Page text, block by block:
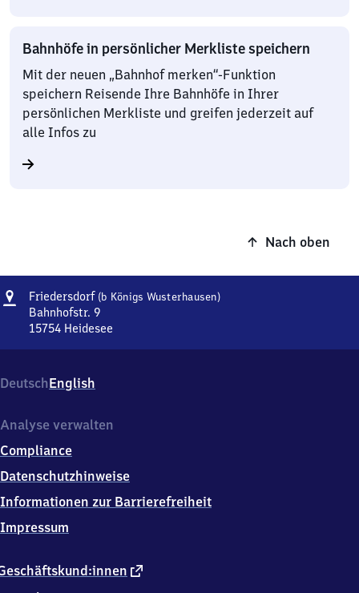
Bahnhöfe in persönlicher Merkliste speichern
Mit der neuen „Bahnhof merken“-Funktion
speichern Reisende Ihre Bahnhöfe in Ihrer
persönlichen Merkliste und greifen jederzeit auf
alle Infos zu
Nach oben
Adresse
Friedersdorf (b Königs Wusterhausen)Friedersdorf
Bahnhofstr. 9
15754 Heidesee
Königs
Wusterhausen),
9,
5
7
4
Heidesee
DeutschEnglish
externer
Analyse verwalten
Compliance
Datenschutzhinweise
Informationen zur Barrierefreiheit
Impressum